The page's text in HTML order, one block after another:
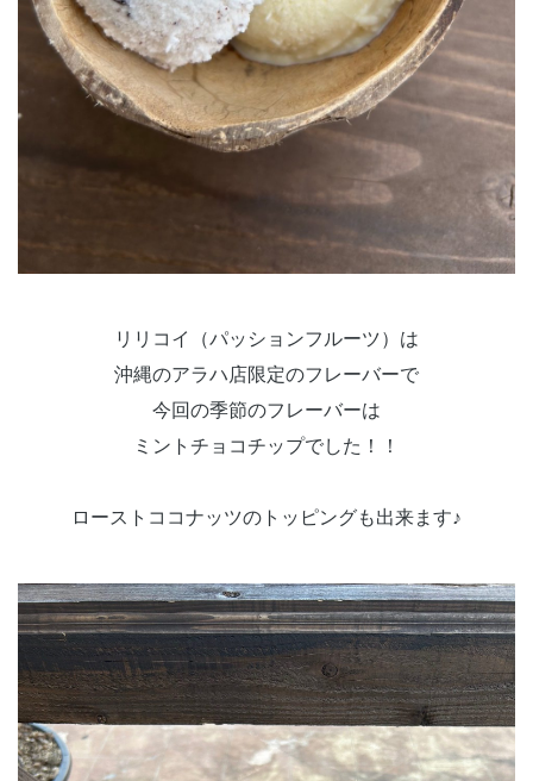
リリコイ（パッションフルーツ）は
沖縄のアラハ店限定のフレーバーで
今回の季節のフレーバーは
ミントチョコチップでした！！
ローストココナッツのトッピングも出来ます♪